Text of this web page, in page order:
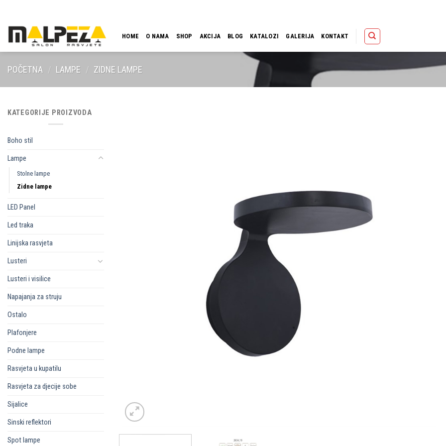
content
HOME O NAMA SHOP AKCIJA BLOG KATALOZI GALERIJA KONTAKT
POČETNA / LAMPE / ZIDNE LAMPE
KATEGORIJE PROIZVODA
Boho stil
Lampe
Stolne lampe
Zidne lampe
LED Panel
Led traka
Linijska rasvjeta
Lusteri
Lusteri i visilice
Napajanja za struju
Ostalo
Plafonjere
Podne lampe
Rasvjeta u kupatilu
Rasvjeta za djecije sobe
Sijalice
Sinski reflektori
Spot lampe